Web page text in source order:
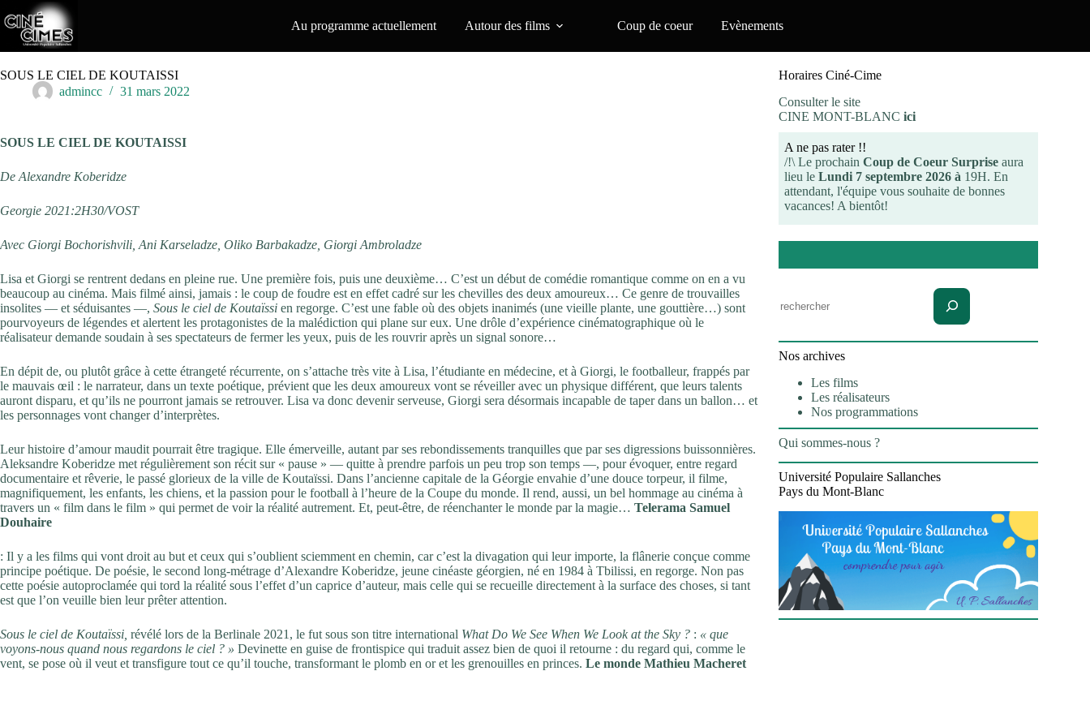
au
contenu
Au programme actuellement Autour des films Coup de coeur Evènements
SOUS LE CIEL DE KOUTAISSI
admincc
31 mars 2022
SOUS LE CIEL DE KOUTAISSI
De Alexandre Koberidze
Georgie 2021:2H30/VOST
Avec Giorgi Bochorishvili, Ani Karseladze, Oliko Barbakadze, Giorgi Ambroladze
Lisa et Giorgi se rentrent dedans en pleine rue. Une première fois, puis une deuxième… C’est un début de comédie romantique comme on en a vu
beaucoup au cinéma. Mais filmé ainsi, jamais : le coup de foudre est en effet cadré sur les chevilles des deux amoureux… Ce genre de trouvailles
insolites — et séduisantes —, Sous le ciel de Koutaïssi en regorge. C’est une fable où des objets inanimés (une vieille plante, une gouttière…) sont
pourvoyeurs de légendes et alertent les protagonistes de la malédiction qui plane sur eux. Une drôle d’expérience cinématographique où le
réalisateur demande soudain à ses spectateurs de fermer les yeux, puis de les rouvrir après un signal sonore…
En dépit de, ou plutôt grâce à cette étrangeté récurrente, on s’attache très vite à Lisa, l’étudiante en médecine, et à Giorgi, le footballeur, frappés par
le mauvais œil : le narrateur, dans un texte poétique, prévient que les deux amoureux vont se réveiller avec un physique différent, que leurs talents
auront disparu, et qu’ils ne pourront jamais se retrouver. Lisa va donc devenir serveuse, Giorgi sera désormais incapable de taper dans un ballon… et
les personnages vont changer d’interprètes.
Leur histoire d’amour maudit pourrait être tragique. Elle émerveille, autant par ses rebondissements tranquilles que par ses digressions buissonnières.
Aleksandre Koberidze met régulièrement son récit sur « pause » — quitte à prendre parfois un peu trop son temps —, pour évoquer, entre regard
documentaire et rêverie, le passé glorieux de la ville de Koutaïssi. Dans l’ancienne capitale de la Géorgie envahie d’une douce torpeur, il filme,
magnifiquement, les enfants, les chiens, et la passion pour le football à l’heure de la Coupe du monde. Il rend, aussi, un bel hommage au cinéma à
travers un « film dans le film » qui permet de voir la réalité autrement. Et, peut-être, de réenchanter le monde par la magie… Telerama Samuel
Douhaire
: Il y a les films qui vont droit au but et ceux qui s’oublient sciemment en chemin, car c’est la divagation qui leur importe, la flânerie conçue comme
principe poétique. De poésie, le second long-métrage d’Alexandre Koberidze, jeune cinéaste géorgien, né en 1984 à Tbilissi, en regorge. Non pas
cette poésie autoproclamée qui tord la réalité sous l’effet d’un caprice d’auteur, mais celle qui se recueille directement à la surface des choses, si tant
est que l’on veuille bien leur prêter attention.
Sous le ciel de Koutaïssi, révélé lors de la Berlinale 2021, le fut sous son titre international What Do We See When We Look at the Sky ? : « que
voyons-nous quand nous regardons le ciel ? » Devinette en guise de frontispice qui traduit assez bien de quoi il retourne : du regard qui, comme le
vent, se pose où il veut et transfigure tout ce qu’il touche, transformant le plomb en or et les grenouilles en princes. Le monde Mathieu Macheret
Horaires Ciné-Cime
Consulter le site
CINE MONT-BLANC ici
A ne pas rater !!
/!\ Le prochain Coup de Coeur Surprise aura
lieu le Lundi 7 septembre 2026 à 19H. En
attendant, l'équipe vous souhaite de bonnes
vacances! A bientôt!
Nos archives
Les films
Les réalisateurs
Nos programmations
Qui sommes-nous ?
Université Populaire Sallanches
Pays du Mont-Blanc